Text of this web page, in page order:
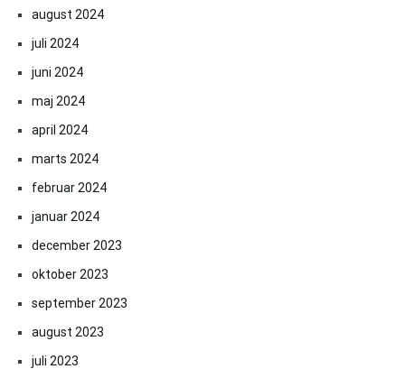
august 2024
juli 2024
juni 2024
maj 2024
april 2024
marts 2024
februar 2024
januar 2024
december 2023
oktober 2023
september 2023
august 2023
juli 2023